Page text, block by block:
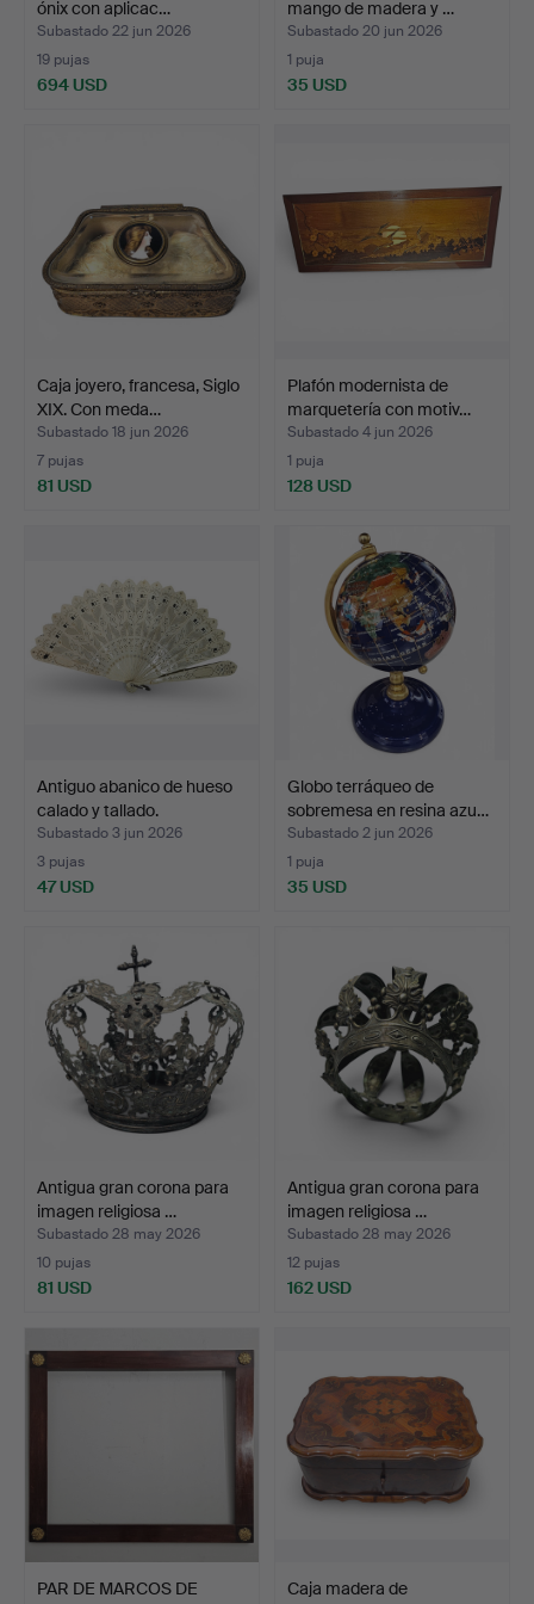
ónix con aplicac…
Subastado 22 jun 2026
19 pujas
694 USD
mango de madera y …
Subastado 20 jun 2026
1 puja
35 USD
Caja joyero, francesa, Siglo
XIX. Con meda…
Subastado 18 jun 2026
7 pujas
81 USD
Plafón modernista de
marquetería con motiv…
Subastado 4 jun 2026
1 puja
128 USD
Antiguo abanico de hueso
calado y tallado.
Subastado 3 jun 2026
3 pujas
47 USD
Globo terráqueo de
sobremesa en resina azu…
Subastado 2 jun 2026
1 puja
35 USD
Antigua gran corona para
imagen religiosa …
Subastado 28 may 2026
10 pujas
81 USD
Antigua gran corona para
imagen religiosa …
Subastado 28 may 2026
12 pujas
162 USD
PAR DE MARCOS DE
Caja madera de